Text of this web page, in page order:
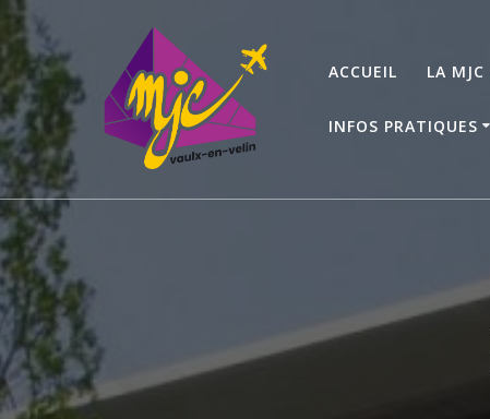
Passer
au
contenu
ACCUEIL LA MJC
INFOS PRATIQUES